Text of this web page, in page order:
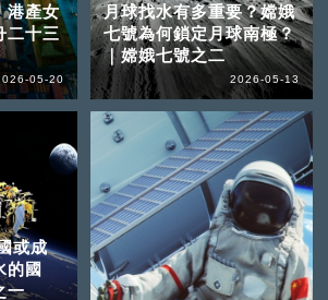
港產女
二十三
05-20
月球找水有多重要？嫦娥
七號為何鎖定月球南極？
｜嫦娥七號之二
2026-05-13
或成
的國
一